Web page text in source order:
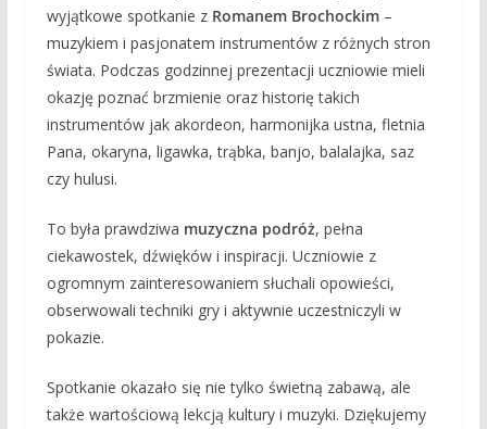
wyjątkowe spotkanie z Romanem Brochockim–
muzykiem i pasjonatem instrumentów z różnych stron
świata. Podczas godzinnej prezentacji uczniowie mieli
okazję poznać brzmienie oraz historię takich
instrumentów jak akordeon, harmonijka ustna, fletnia
Pana, okaryna, ligawka, trąbka, banjo, balalajka, saz
czy hulusi.
To była prawdziwa muzyczna podróż, pełna
ciekawostek, dźwięków i inspiracji. Uczniowie z
ogromnym zainteresowaniem słuchali opowieści,
obserwowali techniki gry i aktywnie uczestniczyli w
pokazie.
Spotkanie okazało się nie tylko świetną zabawą, ale
także wartościową lekcją kultury i muzyki. Dziękujemy